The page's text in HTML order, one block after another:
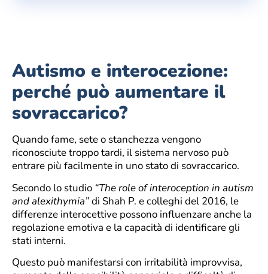
Autismo e interocezione:
perché può aumentare il
sovraccarico?
Quando fame, sete o stanchezza vengono
riconosciute troppo tardi, il sistema nervoso può
entrare più facilmente in uno stato di sovraccarico.
Secondo lo studio “The role of interoception in autism
and alexithymia”di Shah P. e colleghi del 2016, le
differenze interocettive possono influenzare anche la
regolazione emotiva e la capacità di identificare gli
stati interni.
Questo può manifestarsi con irritabilità improvvisa,